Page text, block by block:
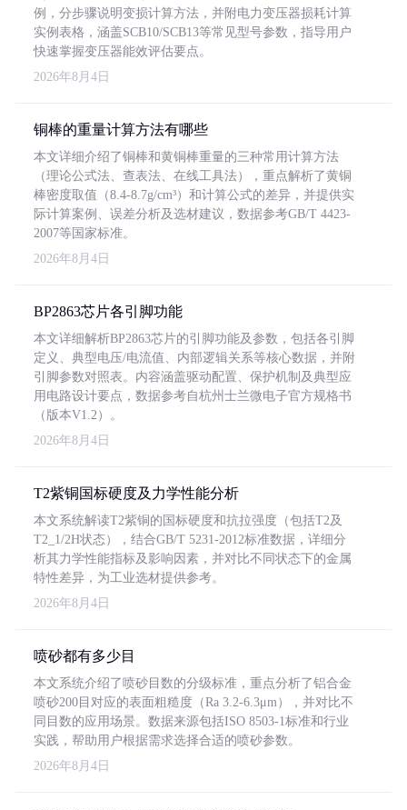
例，分步骤说明变损计算方法，并附电力变压器损耗计算
实例表格，涵盖SCB10/SCB13等常见型号参数，指导用户
快速掌握变压器能效评估要点。
2026年8月4日
铜棒的重量计算方法有哪些
本文详细介绍了铜棒和黄铜棒重量的三种常用计算方法
（理论公式法、查表法、在线工具法），重点解析了黄铜
棒密度取值（8.4-8.7g/cm³）和计算公式的差异，并提供实
际计算案例、误差分析及选材建议，数据参考GB/T 4423-
2007等国家标准。
2026年8月4日
BP2863芯片各引脚功能
本文详细解析BP2863芯片的引脚功能及参数，包括各引脚
定义、典型电压/电流值、内部逻辑关系等核心数据，并附
引脚参数对照表。内容涵盖驱动配置、保护机制及典型应
用电路设计要点，数据参考自杭州士兰微电子官方规格书
（版本V1.2）。
2026年8月4日
T2紫铜国标硬度及力学性能分析
本文系统解读T2紫铜的国标硬度和抗拉强度（包括T2及
T2_1/2H状态），结合GB/T 5231-2012标准数据，详细分
析其力学性能指标及影响因素，并对比不同状态下的金属
特性差异，为工业选材提供参考。
2026年8月4日
喷砂都有多少目
本文系统介绍了喷砂目数的分级标准，重点分析了铝合金
喷砂200目对应的表面粗糙度（Ra 3.2-6.3μm），并对比不
同目数的应用场景。数据来源包括ISO 8503-1标准和行业
实践，帮助用户根据需求选择合适的喷砂参数。
2026年8月4日